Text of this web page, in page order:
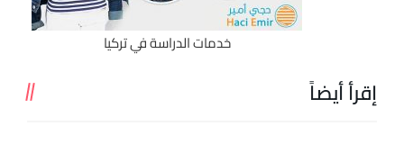
خدمات الدراسة في تركيا
إقرأ أيضاً